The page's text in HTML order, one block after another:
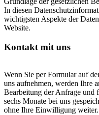
In diesen
wichtigsten Aspekte der
Website.
Kontakt mit uns
Wenn Sie per Formular auf
uns aufnehmen, werden Ihre
Bearbeitung der Anfrage und
sechs Monate bei uns
ohne Ihre Einwilligung weiter.